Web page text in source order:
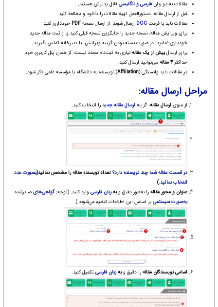
مقالات به دو زبان فارسی و انگلیسیقابل پذیرش هستند.
قبل از ارسال مقاله، دستورالعمل تهیه مقالات را دانلود و مطالعه کنید.
مقالات باید با فرمت DOC ارسال شوند. از ارسال نسخه PDF خودداری کنید.
برای ویرایش مقاله، نسخه جدید را جایگزین نسخه قبلی کنید و از ثبت مقاله جدید
خودداری نمایید. در صورت بسته بودن گزینه ویرایش، با دبیرخانه تماس بگیرید.
برای ارسالبیش از یک مقالهنیازی به ثبت‌نام مجدد نیست. از همان پنل کاربری خود
حداکثر۴ مقاله
می‌توانید ارسال کنید.
در مقالات باید وابستگی (Affiliation) نویسنده به دانشگاه یا مؤسسه علمی ذکر شود.
مراحل ارسال مقاله:
از منوی ارسال مقاله، گزینه ارسال مقاله جدیدرا انتخاب کنید.
در قسمت مقاله شما چند نویسنده دارد؟تعداد نویسنده مقاله را مشخص نمائید(بصورت عدد
انتخاب نمائید.)
عنوان و محور مقالهرا به‌طور دقیق وبهزبان فارسیوارد کنید. (توجه:گواهی‌هایصادرشده
به‌صورت سیستمیبر اساس این اطلاعات تنظیم می‌شوند.)
اسامی نویسندگان مقالهرا دقیق وبهزبان فارسیتکمیل کنید.